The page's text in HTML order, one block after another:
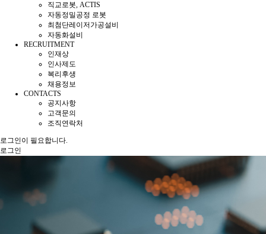
직교로봇, ACTIS
자동정밀공정 로봇
최첨단레이저가공설비
자동화설비
RECRUITMENT
인재상
인사제도
복리후생
채용정보
CONTACTS
공지사항
고객문의
조직연락처
로그인이 필요합니다.
로그인